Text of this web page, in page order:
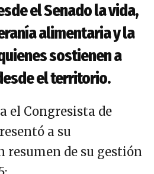
el Senado la vida,
alimentaria y la
sostienen a
el territorio.
el Congresista de
a su
resumen de su gestión